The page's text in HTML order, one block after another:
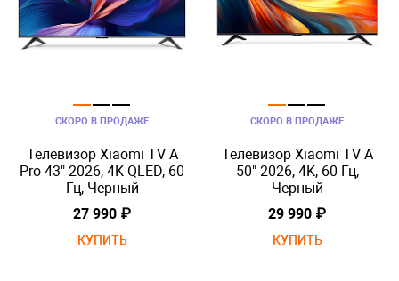
СКОРО В ПРОДАЖЕ
Телевизор Xiaomi TV A
Pro 43" 2026, 4K QLED, 60
Гц, Черный
27 990 ₽
КУПИТЬ
СКОРО В ПРОДАЖЕ
Телевизор Xiaomi TV A
50" 2026, 4K, 60 Гц,
Черный
29 990 ₽
КУПИТЬ